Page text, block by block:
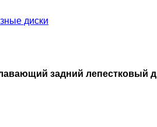
диски
задний лепестковый